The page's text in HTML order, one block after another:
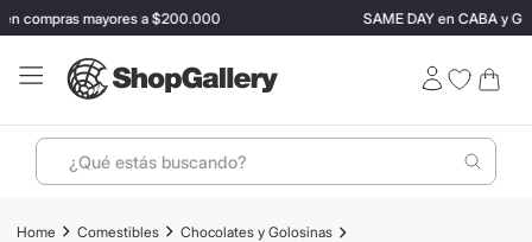
compras mayores a $200.000 SAME DAY en CABA y
¿Qué estás buscando?
Comestibles Chocolates y Golosinas